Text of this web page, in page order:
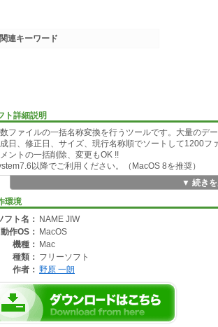
ト詳細説明
ファイルの一括名称変換を行うツールです。大量のデ
日、修正日、サイズ、現行名称順でソートして1200フ
ントの一括削除、変更もOK !!
以降でご利用ください。（MacOS 8を推奨）
▼ 続き
環境
フト名： NAME JIW
動作OS： MacOS
機種： Mac
種類： フリーソフト
作者： 野原 一朗
連キーワード